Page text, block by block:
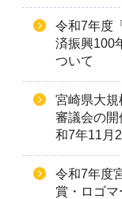
令和7年度
済振興100
ついて
宮崎県大
審議会の開
和7年11月
令和7年度
賞・ロゴ